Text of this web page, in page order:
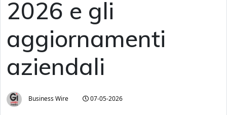
2026 e gli
aggiornamenti
aziendali
Business Wire 07-05-2026